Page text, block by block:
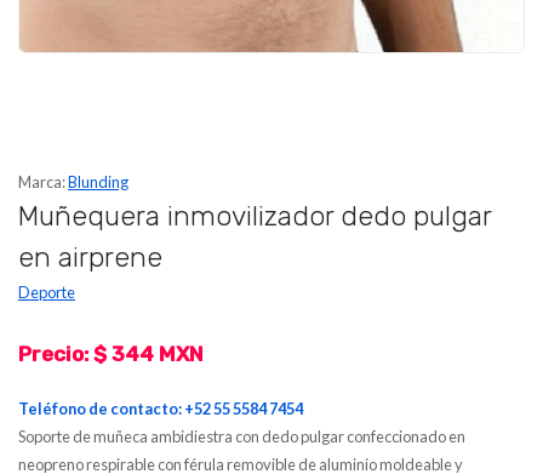
Marca:Blunding
Muñequera inmovilizador dedo pulgar
en airprene
Deporte
Precio: $ 344 MXN
Teléfono de contacto: +52 55 5584 7454
Soporte de muñeca ambidiestra con dedo pulgar confeccionado en
neopreno respirable con férula removible de aluminio moldeable y